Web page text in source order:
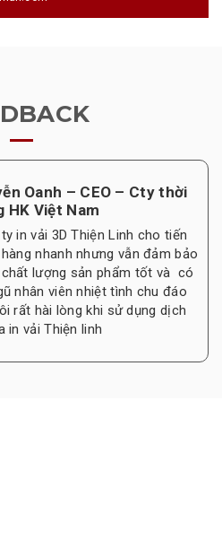
Oanh – CEO – Cty thời
HK Việt Nam
in vải 3D Thiện Linh cho tiến
nhanh nhưng vẫn đảm bảo
lượng sản phẩm tốt và có
nhân viên nhiệt tình chu đáo
rất hài lòng khi sử dụng dịch
in vải Thiện linh